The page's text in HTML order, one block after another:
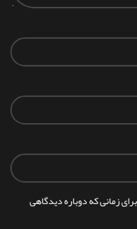
زمانی که دوباره دیدگاهی